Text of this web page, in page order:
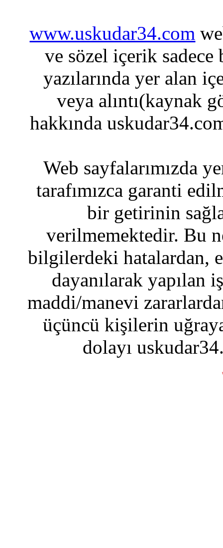
www.uskudar34.com
ve sözel içerik sadece
yazılarında yer alan
veya alıntı(kaynak
hakkında
Web sayfalarımızda
tarafımızca garanti
bir getirinin
verilmemektedir. Bu
bilgilerdeki hatalardan,
dayanılarak yapılan
maddi/manevi
üçüncü kişilerin
dolayı